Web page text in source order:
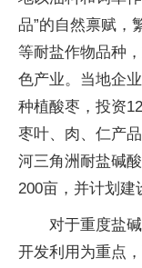
品”的自然禀赋，
等耐盐作物品种
色产业。当地企
种植酸枣，投资
枣叶、肉、仁产
河三角洲耐盐碱
200亩，并计划建
对于重度盐
开发利用为重点